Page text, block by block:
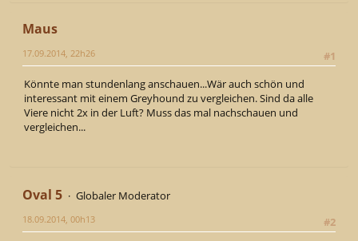
Maus
#1
17.09.2014, 22h26
Könnte man stundenlang anschauen...Wär auch schön und
interessant mit einem Greyhound zu vergleichen. Sind da alle
Viere nicht 2x in der Luft? Muss das mal nachschauen und
vergleichen...
Oval 5
Globaler Moderator
#2
18.09.2014, 00h13